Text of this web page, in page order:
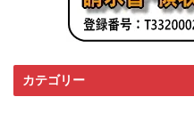
カテゴリー